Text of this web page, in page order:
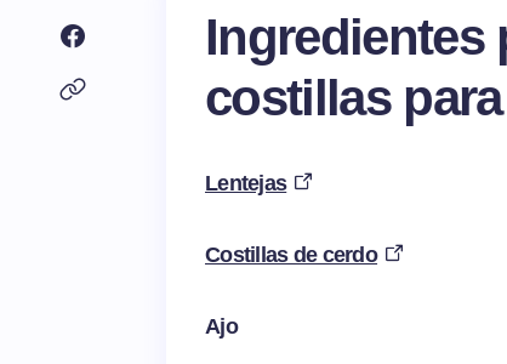
Ingredientes
costillas para
Lentejas
Costillas de cerdo
Ajo